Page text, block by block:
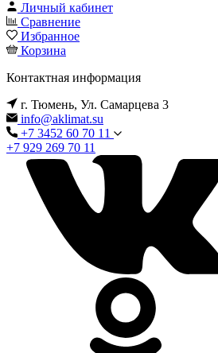
Личный кабинет
Сравнение
Избранное
Корзина
Контактная информация
г. Тюмень, Ул. Самарцева 3
info@aklimat.su
+7 3452 60 70 11
+7 929 269 70 11